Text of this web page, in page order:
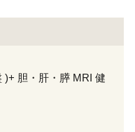
)+ 胆・肝・膵 MRI 健